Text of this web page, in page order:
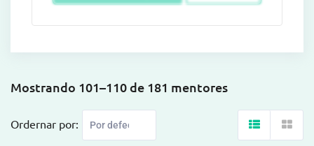
Mostrando 101–110 de 181 mentores
Ordernar por: